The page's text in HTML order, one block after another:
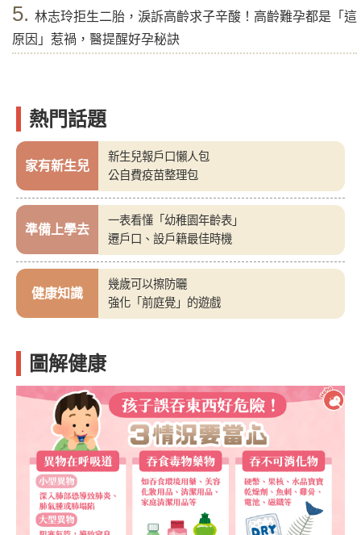
5. 林志玲拒生二胎，淚訴高齡求子辛酸！高齡難孕都是「這
原因」惹禍，醫提醒好孕秘訣
熱門話題
家有新生兒
新生兒報戶口懶人包
公自費疫苗整理包
準備上學去
一表看懂「幼稚園年齡表」
遷戶口、設戶籍最佳時機
健康知識
幾歲可以擦防曬
強化「前庭覺」的遊戲
圖解健康